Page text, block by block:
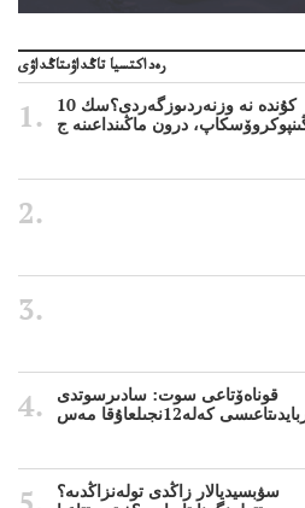
رەداكتسيا تاڭداۋىتاڭداۋى
10 كۇندە نە وزنەردىوزگەردى؟سك
قوناەۆتاعى سوت: سادىرسوتدى
سۋبسيديالار زاڭدى تولەنزاڭدىە؟